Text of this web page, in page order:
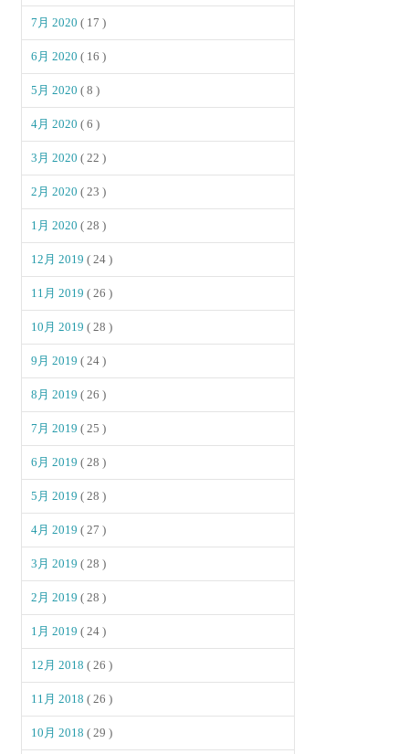
7月 2020( 17 )
6月 2020( 16 )
5月 2020( 8 )
4月 2020( 6 )
3月 2020( 22 )
2月 2020( 23 )
1月 2020( 28 )
12月 2019( 24 )
11月 2019( 26 )
10月 2019( 28 )
9月 2019( 24 )
8月 2019( 26 )
7月 2019( 25 )
6月 2019( 28 )
5月 2019( 28 )
4月 2019( 27 )
3月 2019( 28 )
2月 2019( 28 )
1月 2019( 24 )
12月 2018( 26 )
11月 2018( 26 )
10月 2018( 29 )